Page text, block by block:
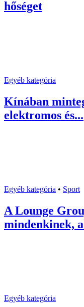
hőséget
Egyéb kategória
Kínában
elektromos és...
Egyéb kategória • Sport
A Lounge
mindenkinek,
Egyéb kategória